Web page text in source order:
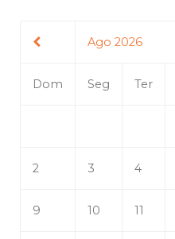
Ago 2026
Dom Seg Ter
2 3 4
9 10 11